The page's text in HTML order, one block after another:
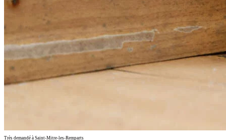
Très demandé à Saint-Mitre-les-Remparts